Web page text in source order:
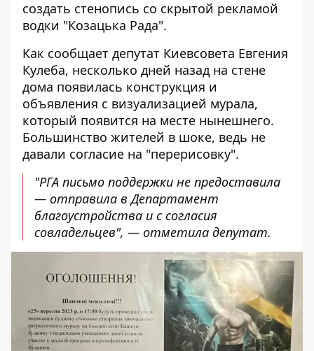
создать стенопись со скрытой рекламой
водки "Козацька Рада".
Как сообщает депутат Киевсовета Евгения
Кулеба, несколько дней назад на стене
дома появилась конструкция и
объявления с визуализацией мурала,
который появится на месте нынешнего.
Большинство жителей в шоке, ведь не
давали согласие на "перерисовку".
"РГА письмо поддержки не предоставила
— отправила в Департамент
благоустройства и с согласия
совладельцев", — отметила депутат.